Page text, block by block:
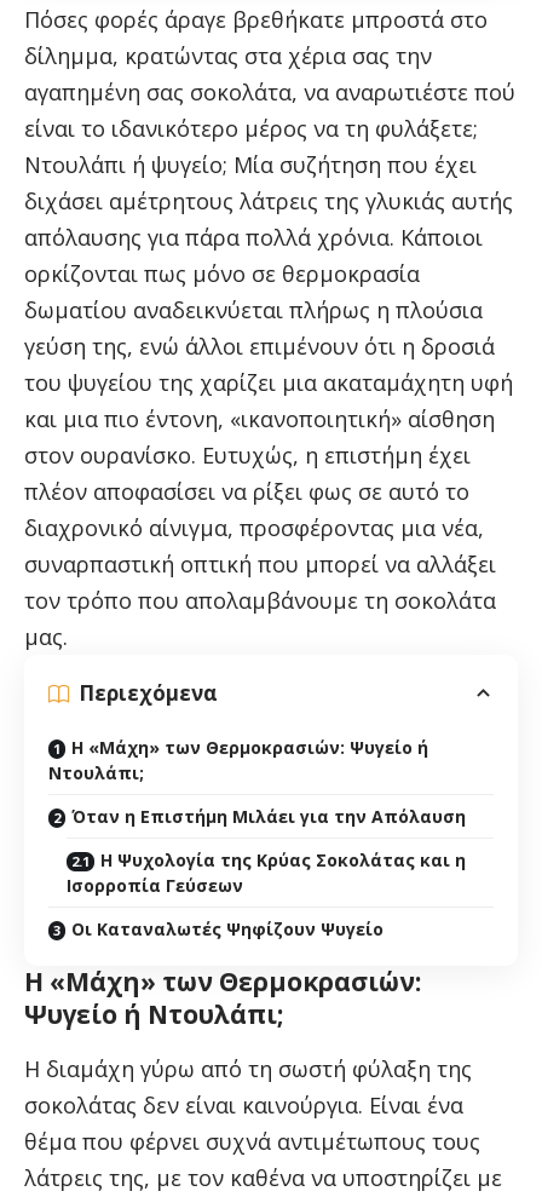
Πόσες φορές άραγε βρεθήκατε μπροστά στο
δίλημμα, κρατώντας στα χέρια σας την
αγαπημένη σας σοκολάτα, να αναρωτιέστε πού
είναι το ιδανικότερο μέρος να τη φυλάξετε;
Ντουλάπι ή ψυγείο; Μία συζήτηση που έχει
διχάσει αμέτρητους λάτρεις της γλυκιάς αυτής
απόλαυσης για πάρα πολλά χρόνια. Κάποιοι
ορκίζονται πως μόνο σε θερμοκρασία
δωματίου αναδεικνύεται πλήρως η πλούσια
γεύση της, ενώ άλλοι επιμένουν ότι η δροσιά
του ψυγείου της χαρίζει μια ακαταμάχητη υφή
και μια πιο έντονη, «ικανοποιητική» αίσθηση
στον ουρανίσκο. Ευτυχώς, η επιστήμη έχει
πλέον αποφασίσει να ρίξει φως σε αυτό το
διαχρονικό αίνιγμα, προσφέροντας μια νέα,
συναρπαστική οπτική που μπορεί να αλλάξει
τον τρόπο που απολαμβάνουμε τη σοκολάτα
μας.
Περιεχόμενα
Η «Μάχη» των Θερμοκρασιών: Ψυγείο ή
Ντουλάπι;
Όταν η Επιστήμη Μιλάει για την Απόλαυση
Η Ψυχολογία της Κρύας Σοκολάτας και η
Ισορροπία Γεύσεων
Οι Καταναλωτές Ψηφίζουν Ψυγείο
Η «Μάχη» των Θερμοκρασιών:
Ψυγείο ή Ντουλάπι;
Η διαμάχη γύρω από τη σωστή φύλαξη της
σοκολάτας δεν είναι καινούργια. Είναι ένα
θέμα που φέρνει συχνά αντιμέτωπους τους
λάτρεις της, με τον καθένα να υποστηρίζει με